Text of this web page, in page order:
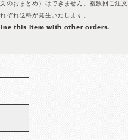
のおまとめ）はできません。複数回ご注文
ぞれ送料が発生いたします。
this item with other orders.